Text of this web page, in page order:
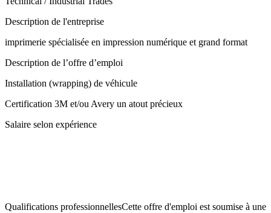
Description de l'entreprise
imprimerie spécialisée en impression numérique et grand format
Description de l’offre d’emploi
Installation (wrapping) de véhicule
Certification 3M et/ou Avery un atout précieux
Salaire selon expérience
Qualifications professionnellesCette offre d'emploi est soumise à une